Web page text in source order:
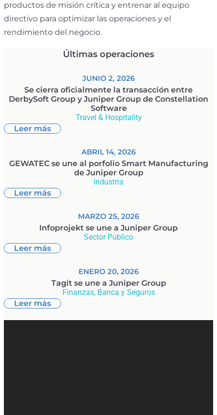
productos de misión crítica y entrenar al equipo
directivo para optimizar las operaciones y el
rendimiento del negocio.
Últimas operaciones
JUNIO 2, 2026
Se cierra oficialmente la transacción entre
DerbySoft Group y Juniper Group de Constellation
Software
Travel & Hospitality
Leer más
ABRIL 14, 2026
GEWATEC se une al porfolio Smart Manufacturing
de Juniper Group
Industria
Leer más
MARZO 25, 2026
Infoprojekt se une a Juniper Group
Sector Público
Leer más
ENERO 20, 2026
Tagit se une a Juniper Group
Finanzas, Banca y Seguros
Leer más